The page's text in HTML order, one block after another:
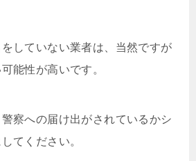
していない業者は、当然ですが
能性が高いです。
察への届け出がされているかシ
てください。